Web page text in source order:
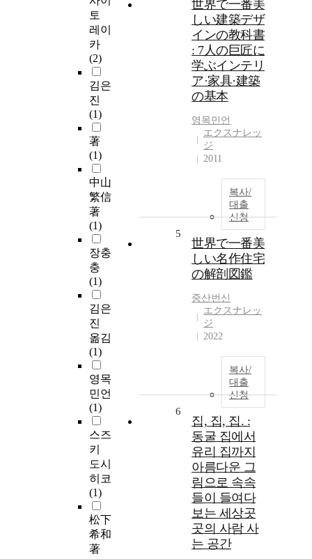
토
레이
카
(2)
김은
진
(1)
著
(1)
中山
繁信
著
(1)
장충
충
(1)
김은
진
옮김
(1)
영목
민언
(1)
스즈
키
도시
히코
(1)
松下
希和
著
世界で一番美
しい建築デザ
インの教科書
: 7人の巨匠に
学ぶインテリ
ア·家具·建築
の基本
영목민언
エクスナレッ
ジ
2011
복사/
대출
신청
5
世界で一番美
しい名作住宅
の解剖図鑑
중산번신
エクスナレッ
ジ
2022
복사/
대출
신청
6
집, 집, 집. :
동굴 집에서
유리 집까지
아름다운 그
림으로 속속
들이 들여다
보는 세상곳
곳의 사람 사
는 공간